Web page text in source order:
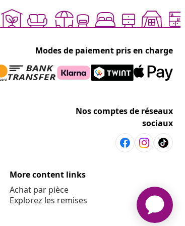
Modes de paiement pris en charge
Nos comptes de réseaux
sociaux
More content links
Achat par pièce
Explorez les remises